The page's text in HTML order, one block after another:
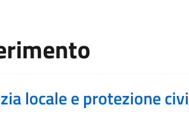
locale e protezione